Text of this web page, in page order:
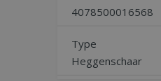
4078500016568
Type
Heggenschaar